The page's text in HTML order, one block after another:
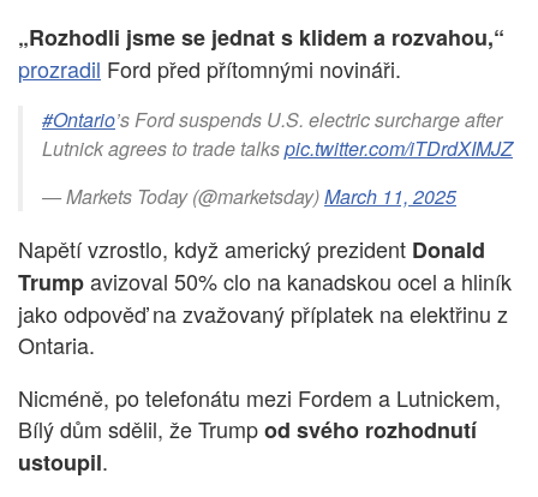
„Rozhodli jsme se jednat s klidem a rozvahou,“
prozradil Ford před přítomnými novináři.
#Ontario’s Ford suspends U.S. electric surcharge after
Lutnick agrees to trade talkspic.twitter.com/iTDrdXIMJZ
— Markets Today (@marketsday)March 11, 2025
Napětí vzrostlo, když americký prezident Donald
Trumpavizoval 50% clo na kanadskou ocel a hliník
jako odpověď na zvažovaný příplatek na elektřinu z
Ontaria.
Nicméně, po telefonátu mezi Fordem a Lutnickem,
Bílý dům sdělil, že Trumpod svého rozhodnutí
ustoupil.